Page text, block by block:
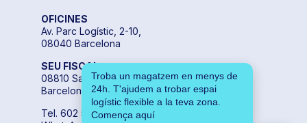
OFICINES
Av. Parc Logístic, 2-10,
08040 Barcelona
SEU FISCAL
08810 Sant Pere de Ribes,
Barcelona
Tel. 602 55 04 00
Troba un magatzem en menys de
24h. T'ajudem a trobar espai
logístic flexible a la teva zona.
Comença aquí